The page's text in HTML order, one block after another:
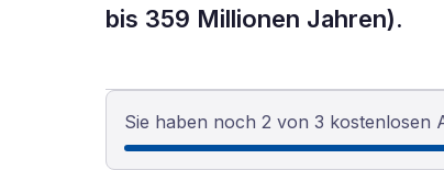
bis 359 Millionen Jahren).
Sie haben noch 2 von 3 kostenlosen